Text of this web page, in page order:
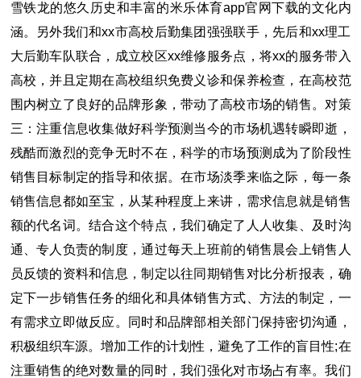
雪铁龙的悠久历史和丰富的米乐体育app官网下载的文化内
涵。另外我们和xx市高校后勤集团强强联手，先后和xx理工
大后勤车队联合，成立校区xx维修服务点，将xx的服务带入
高校，并且定期在高校组织免费义诊和保养检查，在高校范
围内树立了良好的品牌形象，带动了高校市场的销售。对策
三：注重信息收集做好科学预测当今的市场机遇转瞬即逝，
残酷而激烈的竞争无时不在，科学的市场预测成为了阶段性
销售目标制定的指导和依据。在市场淡季来临之际，每一条
销售信息都如至宝，从某种程度上来讲，需求信息就是销售
额的代名词。结合这个特点，我们确定了人人收集、及时沟
通、专人负责的制度，通过每天上班前的销售晨会上销售人
员反馈的资料和信息，制定以往同期销售对比分析报表，确
定下一步销售任务的细化和具体销售方式、方法的制定，一
有需求立即做反应。同时和品牌部相关部门保持密切沟通，
积极组织车源。增加工作的计划性，避免了工作的盲目性;在
注重销售的绝对数量的同时，我们强化对市场占有率。我们